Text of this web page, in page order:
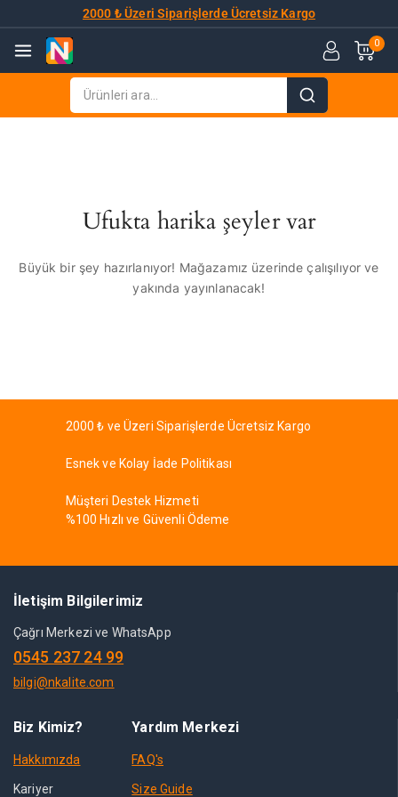
2000 ₺ Üzeri Siparişlerde Ücretsiz Kargo
0
Ufukta harika şeyler var
Büyük bir şey hazırlanıyor! Mağazamız üzerinde çalışılıyor ve
yakında yayınlanacak!
2000 ₺ ve Üzeri Siparişlerde Ücretsiz Kargo
Esnek ve Kolay İade Politikası
Müşteri Destek Hizmeti
%100 Hızlı ve Güvenli Ödeme
İletişim Bilgilerimiz
Çağrı Merkezi ve WhatsApp
0545 237 24 99
bilgi@nkalite.com
Biz Kimiz?
Hakkımızda
Kariyer
Yardım Merkezi
FAQ's
Size Guide